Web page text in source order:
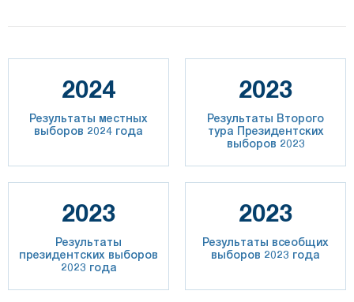
2024
Результаты местных
выборов 2024 года
2023
Результаты Второго
тура Президентских
выборов 2023
2023
Результаты
президентских выборов
2023 года
2023
Результаты всеобщих
выборов 2023 года